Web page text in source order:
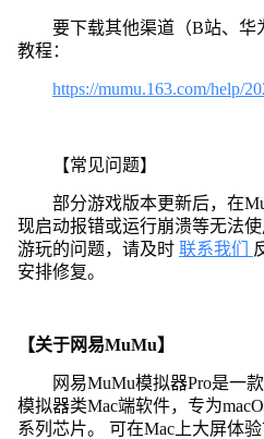
要下载其他渠道（B站、华
教程：
https://mumu.163.com/help/
【常见问题】
部分游戏版本更新后，在
现启动报错或运行崩溃等无法
游玩的问题，请及时 联系我们
安排修复。
【关于网易MuMu】
网易MuMu模拟器Pro是一
模拟器类Mac端软件，专为
系列芯片。 可在Mac上大屏体